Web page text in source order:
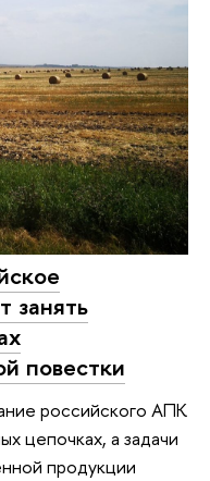
занять
повестки
российского АПК
цепочках, а задачи
продукции